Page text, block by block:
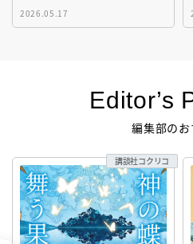
2026.05.17
Editor’s
編集部のお
講談社コクリコ